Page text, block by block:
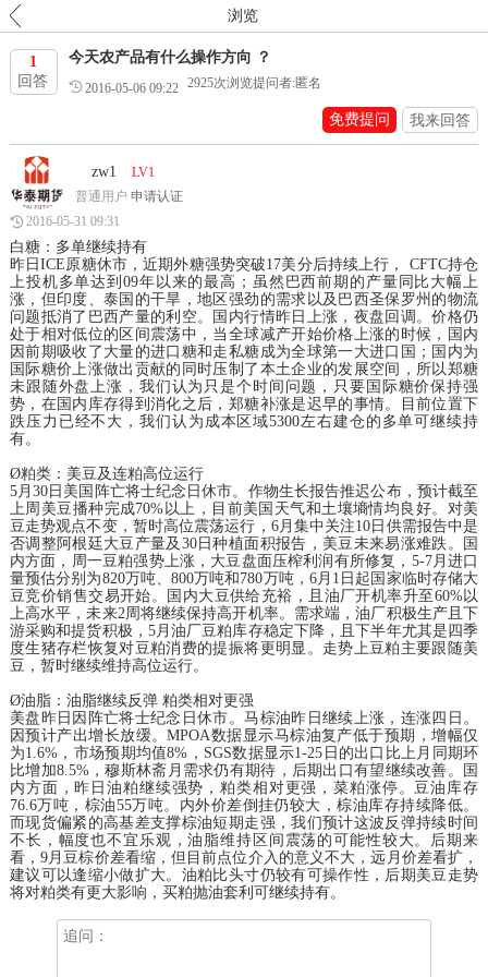
浏览
1
回答
今天农产品有什么操作方向 ？
2016-05-06 09:22 2925次浏览提问者:匿名
我来回答
免费提问
zw1
LV1
普通用户 申请认证
2016-05-31 09:31
白糖：多单继续持有
昨日ICE原糖休市，近期外糖强势突破17美分后持续上行， CFTC持仓
上投机多单达到09年以来的最高；虽然巴西前期的产量同比大幅上
涨，但印度、泰国的干旱，地区强劲的需求以及巴西圣保罗州的物流
问题抵消了巴西产量的利空。国内行情昨日上涨，夜盘回调。价格仍
处于相对低位的区间震荡中，当全球减产开始价格上涨的时候，国内
因前期吸收了大量的进口糖和走私糖成为全球第一大进口国；国内为
国际糖价上涨做出贡献的同时压制了本土企业的发展空间，所以郑糖
未跟随外盘上涨，我们认为只是个时间问题，只要国际糖价保持强
势，在国内库存得到消化之后，郑糖补涨是迟早的事情。目前位置下
跌压力已经不大，我们认为成本区域5300左右建仓的多单可继续持
有。
Ø粕类：美豆及连粕高位运行
5月30日美国阵亡将士纪念日休市。作物生长报告推迟公布，预计截至
上周美豆播种完成70%以上，目前美国天气和土壤墒情均良好。对美
豆走势观点不变，暂时高位震荡运行，6月集中关注10日供需报告中是
否调整阿根廷大豆产量及30日种植面积报告，美豆未来易涨难跌。国
内方面，周一豆粕强势上涨，大豆盘面压榨利润有所修复，5-7月进口
量预估分别为820万吨、800万吨和780万吨，6月1日起国家临时存储大
豆竞价销售交易开始。国内大豆供给充裕，且油厂开机率升至60%以
上高水平，未来2周将继续保持高开机率。需求端，油厂积极生产且下
游采购和提货积极，5月油厂豆粕库存稳定下降，且下半年尤其是四季
度生猪存栏恢复对豆粕消费的提振将更明显。走势上豆粕主要跟随美
豆，暂时继续维持高位运行。
Ø油脂：油脂继续反弹 粕类相对更强
美盘昨日因阵亡将士纪念日休市。马棕油昨日继续上涨，连涨四日。
因预计产出增长放缓。MPOA数据显示马棕油复产低于预期，增幅仅
为1.6%，市场预期均值8%，SGS数据显示1-25日的出口比上月同期环
比增加8.5%，穆斯林斋月需求仍有期待，后期出口有望继续改善。国
内方面，昨日油粕继续强势，粕类相对更强，菜粕涨停。豆油库存
76.6万吨，棕油55万吨。内外价差倒挂仍较大，棕油库存持续降低。
而现货偏紧的高基差支撑棕油短期走强，我们预计这波反弹持续时间
不长，幅度也不宜乐观，油脂维持区间震荡的可能性较大。后期来
看，9月豆棕价差看缩，但目前点位介入的意义不大，远月价差看扩，
建议可以逢缩小做扩大。油粕比头寸仍较有可操作性，后期美豆走势
将对粕类有更大影响，买粕抛油套利可继续持有。